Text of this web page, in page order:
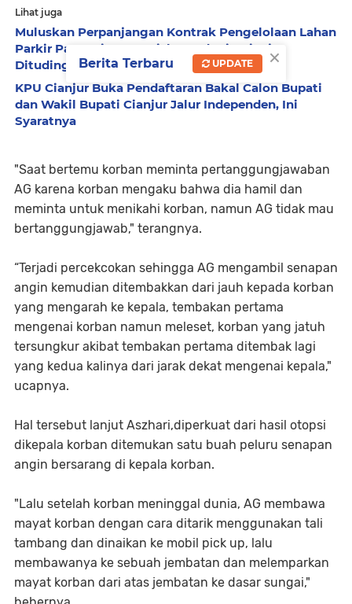
Lihat juga
Muluskan Perpanjangan Kontrak Pengelolaan Lahan
Parkir Pasar Cipanas, Diskoperdagin Cianjur
Dituding Dapat Fee Ratusan Juta
KPU Cianjur Buka Pendaftaran Bakal Calon Bupati
dan Wakil Bupati Cianjur Jalur Independen, Ini
Syaratnya
"Saat bertemu korban meminta pertanggungjawaban
AG karena korban mengaku bahwa dia hamil dan
meminta untuk menikahi korban, namun AG tidak mau
bertanggungjawab," terangnya.
“Terjadi percekcokan sehingga AG mengambil senapan
angin kemudian ditembakkan dari jauh kepada korban
yang mengarah ke kepala, tembakan pertama
mengenai korban namun meleset, korban yang jatuh
tersungkur akibat tembakan pertama ditembak lagi
yang kedua kalinya dari jarak dekat mengenai kepala,"
ucapnya.
Hal tersebut lanjut Aszhari,diperkuat dari hasil otopsi
dikepala korban ditemukan satu buah peluru senapan
angin bersarang di kepala korban.
"Lalu setelah korban meninggal dunia, AG membawa
mayat korban dengan cara ditarik menggunakan tali
tambang dan dinaikan ke mobil pick up, lalu
membawanya ke sebuah jembatan dan melemparkan
mayat korban dari atas jembatan ke dasar sungai,"
×
Berita Terbaru UPDATE